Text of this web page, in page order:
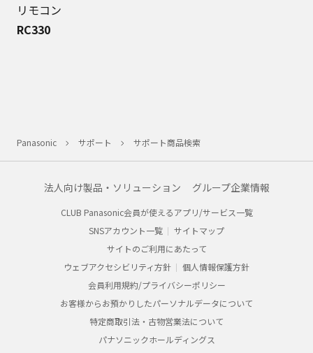
リモコン
RC330
Panasonic サポート サポート商品検索
法人向け製品・ソリューション グループ企業情報
CLUB Panasonic会員が使えるアプリ/サービス一覧
SNSアカウント一覧
サイトマップ
サイトのご利用にあたって
ウェブアクセシビリティ方針
個人情報保護方針
会員利用規約/プライバシーポリシー
お客様からお預かりしたパーソナルデータについて
特定商取引法・古物営業法について
パナソニックホールディングス